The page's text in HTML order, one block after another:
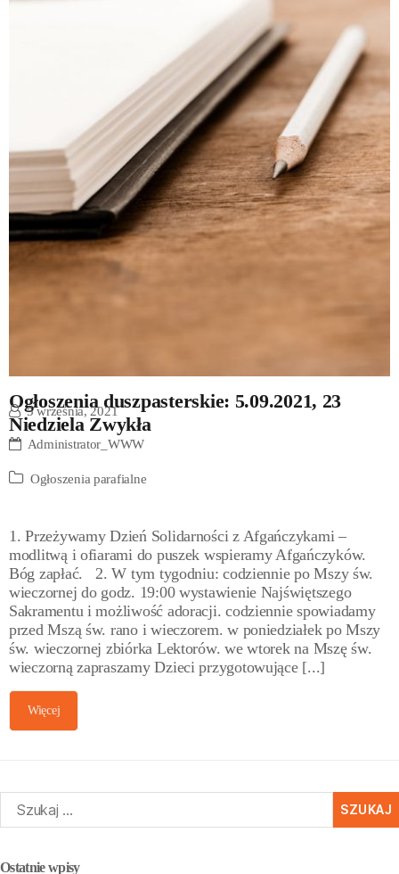
Ogłoszenia duszpasterskie: 5.09.2021, 23
Niedziela Zwykła
5 września, 2021
Administrator_WWW
Ogłoszenia parafialne
1. Przeżywamy Dzień Solidarności z Afgańczykami –
modlitwą i ofiarami do puszek wspieramy Afgańczyków.
Bóg zapłać. 2. W tym tygodniu: codziennie po Mszy św.
wieczornej do godz. 19:00 wystawienie Najświętszego
Sakramentu i możliwość adoracji. codziennie spowiadamy
przed Mszą św. rano i wieczorem. w poniedziałek po Mszy
św. wieczornej zbiórka Lektorów. we wtorek na Mszę św.
wieczorną zapraszamy Dzieci przygotowujące [...]
Więcej
Ostatnie wpisy